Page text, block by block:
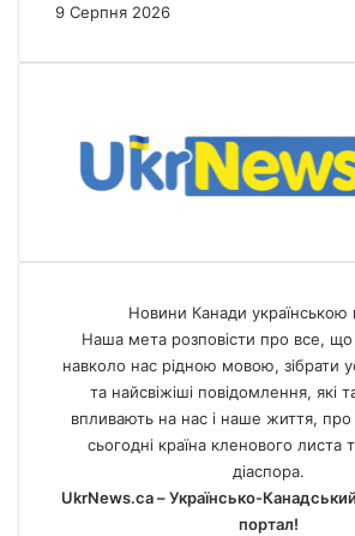
9 Серпня 2026
Новини Канади
Наша мета розповісти про все, що
навколо нас рідною мовою, зібрати
та найсвіжіші повідомлення, які
впливають на нас і наше життя,
сьогодні країна кленового листа
діаспора.
UkrNews.ca – Українсько-
портал!